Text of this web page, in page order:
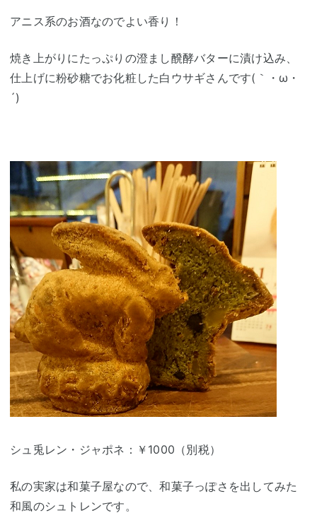
アニス系のお酒なのでよい香り！
焼き上がりにたっぷりの澄まし醗酵バターに漬け込み、
仕上げに粉砂糖でお化粧した白ウサギさんです(｀・ω・
´)
シュ兎レン・ジャポネ：￥1000（別税）
私の実家は和菓子屋なので、和菓子っぽさを出してみた
和風のシュトレンです。